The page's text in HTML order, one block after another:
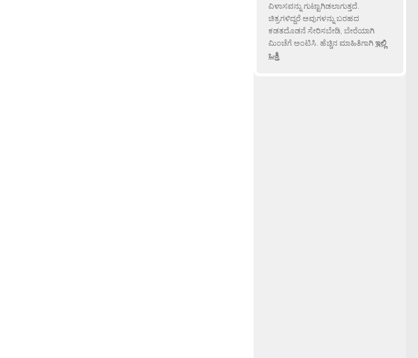
ವಿಳಾಸವನ್ನು ಗುಟ್ಟಾಗಿಡಲಾಗುತ್ತದೆ.
ಚಿತ್ರಗಳಿದ್ದರೆ ಅವುಗಳನ್ನು ಬರಹದ
ಕಡತದೊಡನೆ ಸೇರಿಸಬೇಡಿ, ಬೇರೆಯಾಗಿ
ಮಿಂಚೆಗೆ ಅಂಟಿಸಿ. ಹೆಚ್ಚಿನ ಮಾಹಿತಿಗಾಗಿಇಲ್ಲಿ
ಒತ್ತಿ.